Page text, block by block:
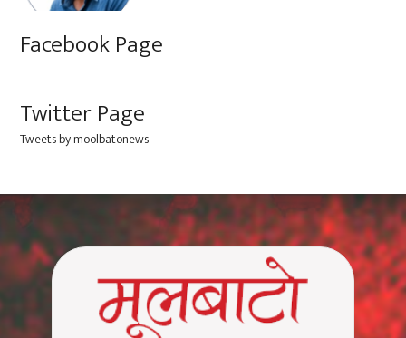
Facebook Page
Twitter Page
Tweets by moolbatonews